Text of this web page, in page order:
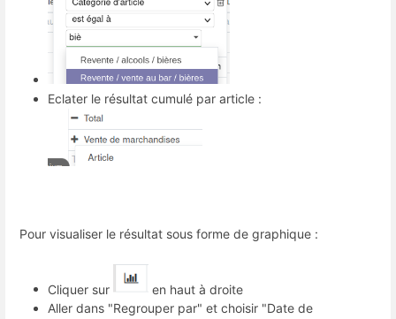
Eclater le résultat cumulé par article :
Pour visualiser le résultat sous forme de graphique :
Cliquer sur
en haut à droite
Aller dans "Regrouper par" et choisir "Date de